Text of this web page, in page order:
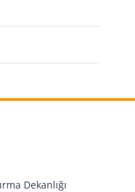
Dekanlığı